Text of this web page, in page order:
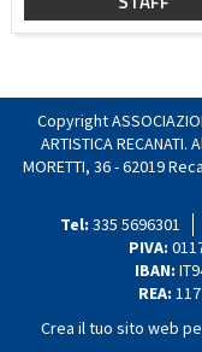
Copyright
ARTISTICA
MORETTI, 36 - 62019
Tel: 335 5696301
PIVA:
IBAN:
REA:
Crea il tuo sito web